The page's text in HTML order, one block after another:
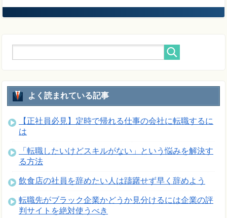
よく読まれている記事
【正社員必見】定時で帰れる仕事の会社に転職するに
は
「転職したいけどスキルがない」という悩みを解決す
る方法
飲食店の社員を辞めたい人は躊躇せず早く辞めよう
転職先がブラック企業かどうか見分けるには企業の評
判サイトを絶対使うべき